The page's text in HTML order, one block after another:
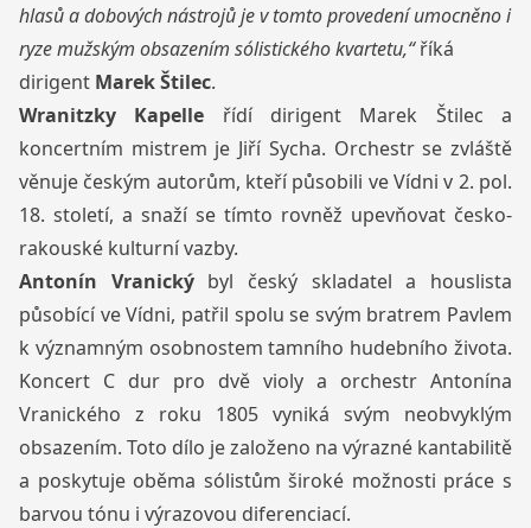
hlasů a dobových nástrojů je v tomto provedení umocněno i
ryze mužským obsazením sólistického kvartetu,“říká
dirigent Marek Štilec.
Wranitzky Kapelle řídí dirigent Marek Štilec a
koncertním mistrem je Jiří Sycha. Orchestr se zvláště
věnuje českým autorům, kteří působili ve Vídni v 2. pol.
18. století, a snaží se tímto rovněž upevňovat česko-
rakouské kulturní vazby.
Antonín Vranickýbyl český skladatel a houslista
působící ve Vídni, patřil spolu se svým bratrem Pavlem
k významným osobnostem tamního hudebního života.
Koncert C dur pro dvě violy a orchestr Antonína
Vranického z roku 1805 vyniká svým neobvyklým
obsazením. Toto dílo je založeno na výrazné kantabilitě
a poskytuje oběma sólistům široké možnosti práce s
barvou tónu i výrazovou diferenciací.